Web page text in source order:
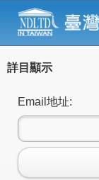
詳目顯示
Email地址: